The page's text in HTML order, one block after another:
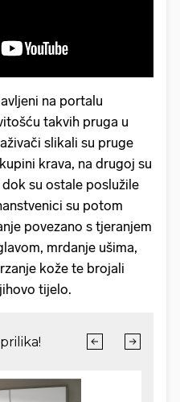
na portalu
takvih pruga u
slikali su pruge
krava, na drugoj su
su ostale poslužile
su potom
povezano s tjeranjem
mrdanje ušima,
kože te brojali
tijelo.